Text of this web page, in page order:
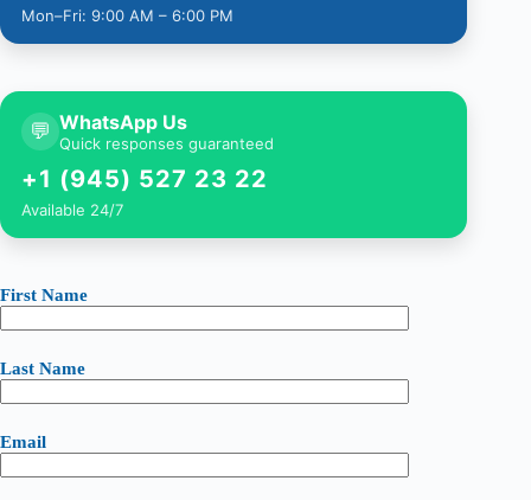
Mon–Fri: 9:00 AM – 6:00 PM
💬 WhatsApp Us
Quick responses guaranteed
+1 (945) 527 23 22
Available 24/7
First Name
Last Name
Email